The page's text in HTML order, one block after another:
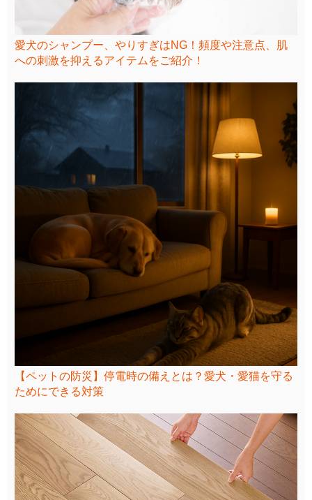
愛犬のシャンプー、やりすぎはNG！頻度や注意点、肌
への刺激を抑えるアイテムをご紹介！
【ペットの防災】停電時の備えとは？愛犬・愛猫を守る
ためにできる対策